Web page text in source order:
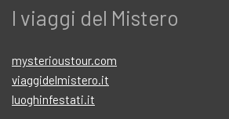
I viaggi del Mistero
mysterioustour.com
viaggidelmistero.it
luoghinfestati.it